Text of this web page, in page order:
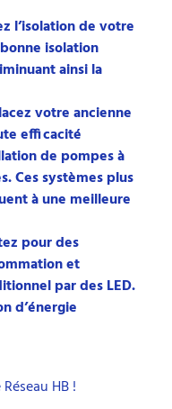
l’isolation de votre
isolation
ainsi la
votre ancienne
efficacité
de pompes à
Ces systèmes plus
à une meilleure
pour des
et
par des LED.
d’énergie
HB !